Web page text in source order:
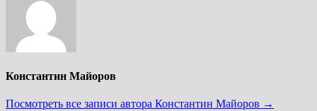
Константин Майоров
Посмотреть все записи автора Константин Майоров →